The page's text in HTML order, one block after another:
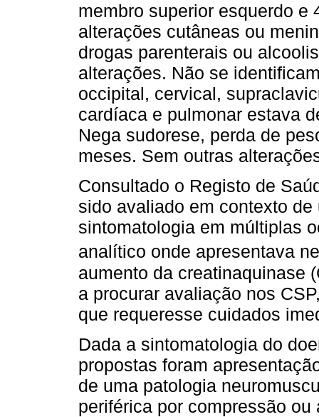
membro superior esquerdo e
alterações cutâneas ou
drogas parenterais ou
alterações. Não se
occipital, cervical,
cardíaca e pulmonar estava
Nega sudorese, perda de
meses. Sem outras
Consultado o Registo de
sido avaliado em contexto
sintomatologia em múltiplas
analítico onde apresentava
aumento da creatinaquinase
a procurar avaliação nos
que requeresse cuidados
Dada a sintomatologia do
propostas foram
de uma patologia
periférica por compressão